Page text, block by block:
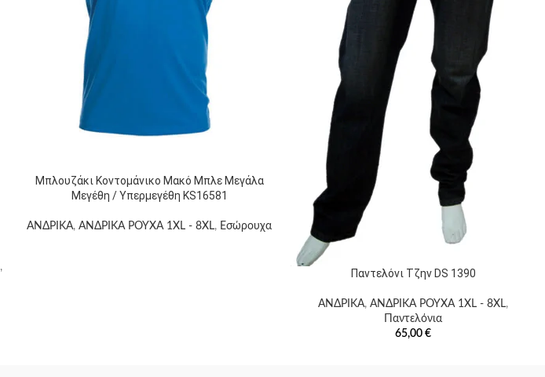
,
Μπλουζάκι Κοντομάνικο Μακό Μπλε Μεγάλα
Μεγέθη / Υπερμεγέθη KS16581
ΑΝΔΡΙΚΑ, ΑΝΔΡΙΚΑ ΡΟΥΧΑ 1XL - 8XL, Εσώρουχα
Παντελόνι Τζην DS 1390
ΑΝΔΡΙΚΑ, ΑΝΔΡΙΚΑ ΡΟΥΧΑ 1XL - 8XL,
Παντελόνια
65,00 €